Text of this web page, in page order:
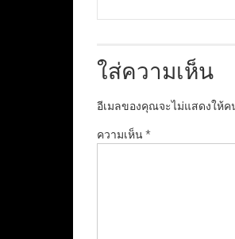
ใส่ความเห็น
อีเมลของคุณจะไม่แสดงให้ค
ความเห็น*